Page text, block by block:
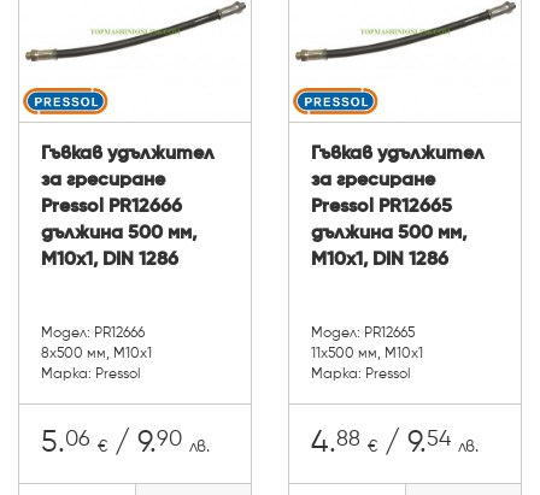
Гъвкав удължител
за гресиране
Pressol PR12666
дължина 500 мм,
М10х1, DIN 1286
Модел: PR12666
8x500 мм, М10х1
Марка: Pressol
5.06 € / 9.90 лв.
Гъвкав удължител
за гресиране
Pressol PR12665
дължина 500 мм,
М10х1, DIN 1286
Модел: PR12665
11x500 мм, М10х1
Марка: Pressol
4.88 € / 9.54 лв.